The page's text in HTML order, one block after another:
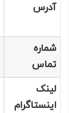
آدرس
شماره
تماس
لینک
اینستاگرام